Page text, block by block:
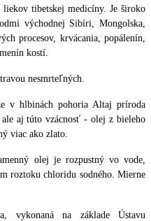
tibetskej medicíny. Je široko
východnej Sibíri, Mongolska,
procesov, krvácania, popálenín,
kostí.
nesmrteľných.
v hlbinách pohoria Altaj príroda
ale aj túto vzácnosť - olej z bieleho
viac ako zlato.
olej je rozpustný vo vode,
roztoku chloridu sodného. Mierne
vykonaná na základe Ústavu